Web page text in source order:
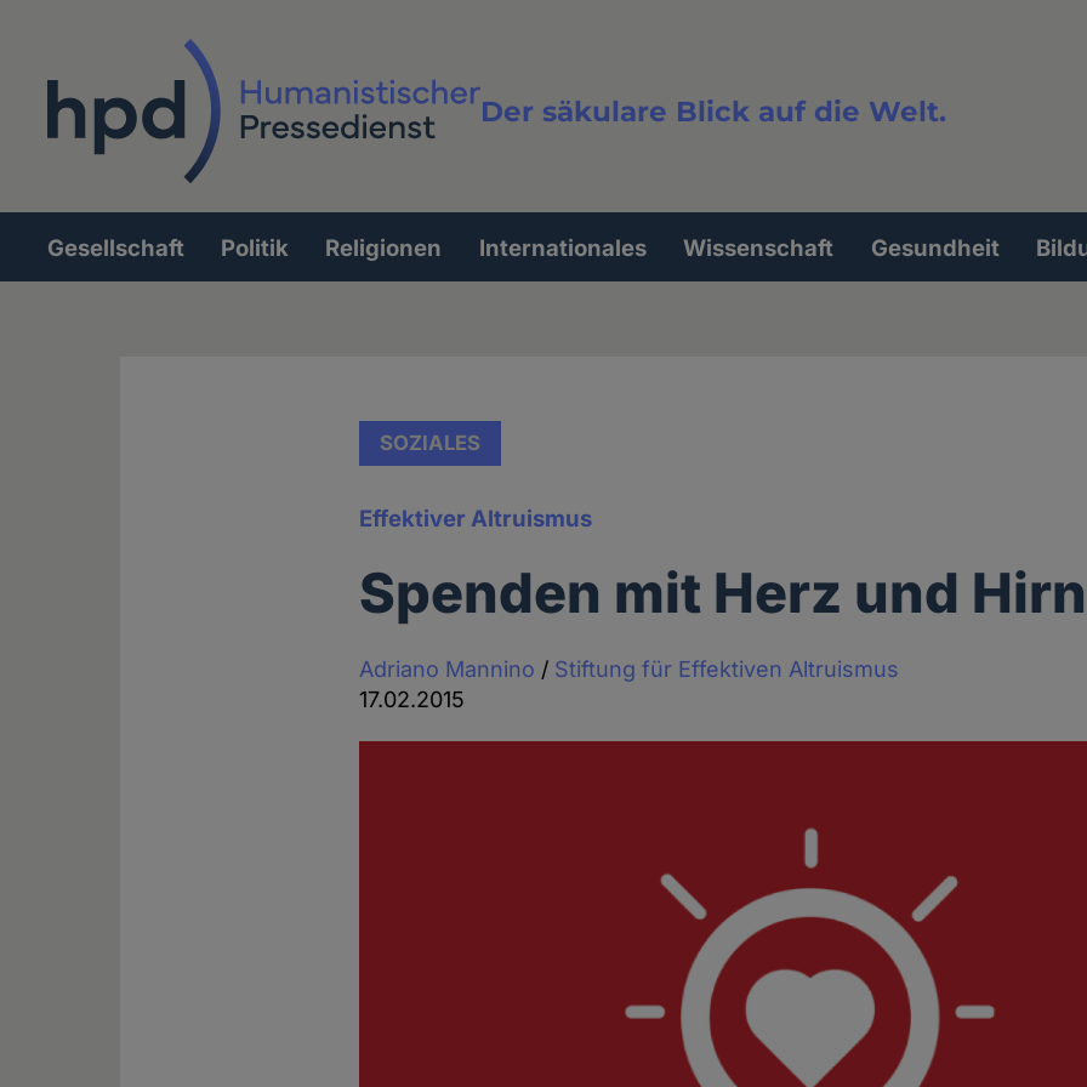
Der säkulare Blick auf die Welt.
Volltextsuche
Hauptnavigation
Gesellschaft Politik Religionen Internationales Wissenschaft Gesundheit
SOZIALES
Effektiver Altruismus
Spenden mit Herz und Hirn
Adriano Mannino / Stiftung für Effektiven Altruismus
17.02.2015